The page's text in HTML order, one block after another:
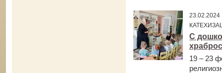
С
19 – 23